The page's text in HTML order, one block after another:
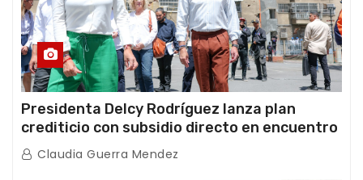
Presidenta Delcy Rodríguez lanza plan
crediticio con subsidio directo en encuentro
con Juntas de Condominio
Claudia Guerra Mendez